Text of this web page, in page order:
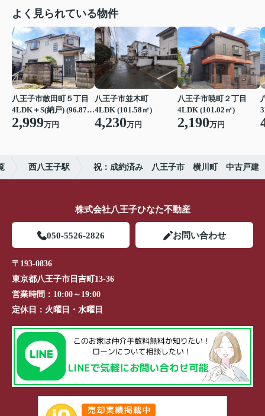
よく見られている物件
八王子市散田町５丁目
4LDK＋S(納戸) (96.87㎡)
2,999万円
八王子市並木町
4LDK (101.58㎡)
4,230万円
八王子市暁町２丁目
4LDK (101.02㎡)
2,190万円
西八王子駅 祝：成約済み 八王子市 横川町 中古戸建
株式会社八王子ひなた不動産
050-5526-2826 お問い合わせ
〒193-0836
東京都八王子市日吉町13-36
営業時間： 10:00～19:00
定休日： 火曜日・水曜日